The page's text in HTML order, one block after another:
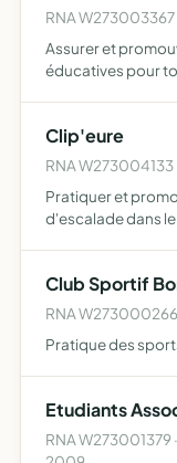
RNA W273003367
Assurer et
éducatives pour
Clip'eure
RNA W273004133
Pratiquer et
d'escalade dans
cet objet qui s…
Club Sportif
RNA W273000266
Pratique des
Etudiants
RNA W273001379